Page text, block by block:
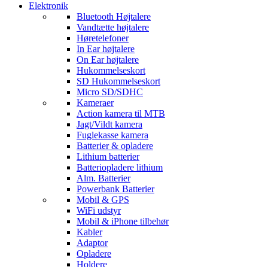
Elektronik
Bluetooth Højtalere
Vandtætte højtalere
Høretelefoner
In Ear højtalere
On Ear højtalere
Hukommelseskort
SD Hukommelseskort
Micro SD/SDHC
Kameraer
Action kamera til MTB
Jagt/Vildt kamera
Fuglekasse kamera
Batterier & opladere
Lithium batterier
Batteriopladere lithium
Alm. Batterier
Powerbank Batterier
Mobil & GPS
WiFi udstyr
Mobil & iPhone tilbehør
Kabler
Adaptor
Opladere
Holdere